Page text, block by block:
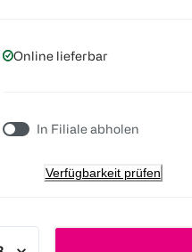
Online lieferbar
In Filiale abholen
Verfügbarkeit prüfen